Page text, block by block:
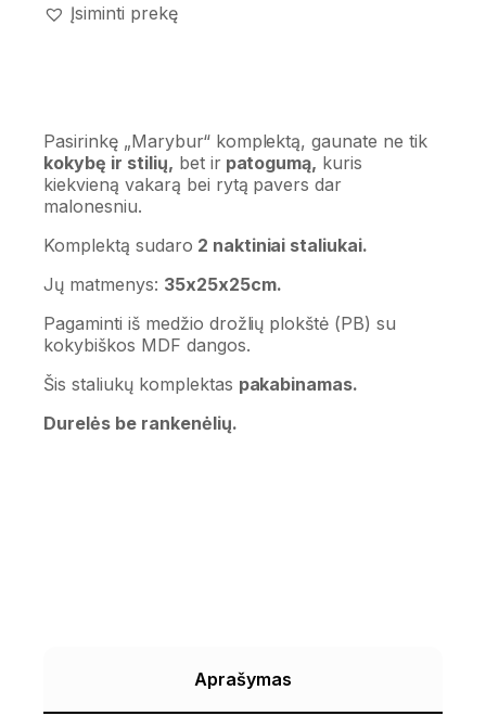
Įsiminti prekę
Pasirinkę „Marybur“ komplektą, gaunate ne tik
kokybę ir stilių, bet irpatogumą, kuris
kiekvieną vakarą bei rytą pavers dar
malonesniu.
Komplektą sudaro 2 naktiniai staliukai.
Jų matmenys: 35x25x25cm.
Pagaminti iš medžio drožlių plokštė (PB) su
kokybiškos MDF dangos.
Šis staliukų komplektas pakabinamas.
Durelės be rankenėlių.
Aprašymas